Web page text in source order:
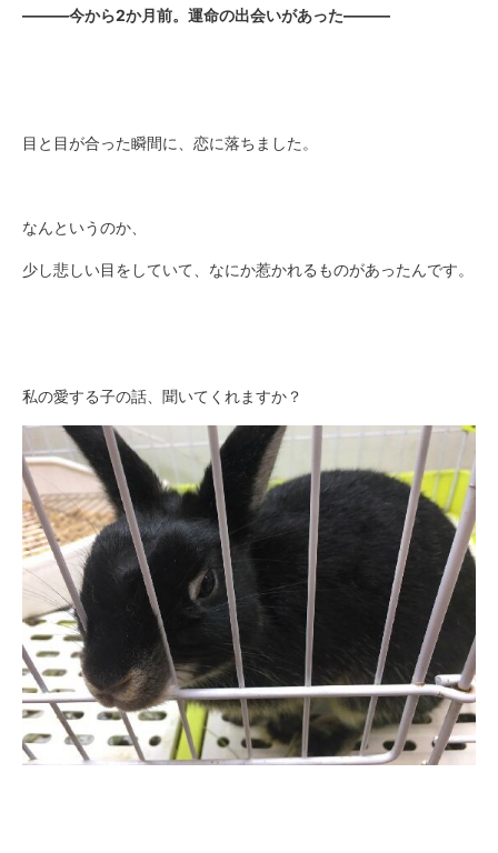
―――今から2か月前。運命の出会いがあった―――
目と目が合った瞬間に、恋に落ちました。
なんというのか、
少し悲しい目をしていて、なにか惹かれるものがあったんです。
私の愛する子の話、聞いてくれますか？